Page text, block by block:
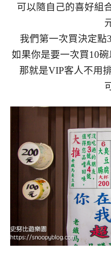
可以隨自己的喜好組
我們第一次買決定點
如果你是要一次買10
那就是VIP客人不用